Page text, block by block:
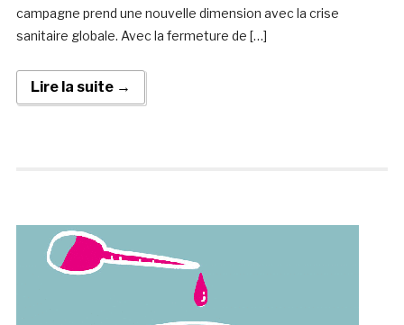
campagne prend une nouvelle dimension avec la crise
sanitaire globale. Avec la fermeture de […]
Lire la suite →